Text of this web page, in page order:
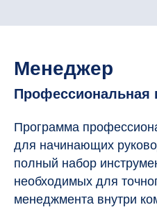
Менеджер
Профессиональная
Программа
для начинающих
полный набор
необходимых для
менеджмента внутри